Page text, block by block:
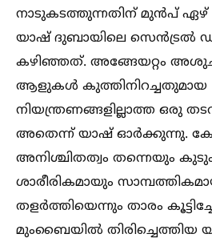
നാടുകടത്തുന്നതിന് മുൻപ്
യാഷ് ദുബായിലെ സെൻട്രല്‍
കഴിഞ്ഞത്. അങ്ങേയറ്റം
ആളുകള്‍ കുത്തിനിറച്ചതുമായ
നിയന്ത്രണങ്ങളില്ലാത്ത ഒരു
അതെന്ന് യാഷ് ഓർക്കുന്നു.
അനിശ്ചിതത്വം തന്നെയും
ശാരീരികമായും
തളർത്തിയെന്നും താരം
മുംബൈയില്‍ തിരിച്ചെത്തിയ